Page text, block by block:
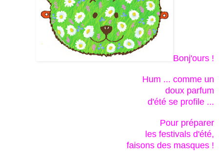
Bonj'ours !
Hum ... comme un
doux parfum
d'été se profile ...
Pour préparer
les festivals d'été,
faisons des masques !